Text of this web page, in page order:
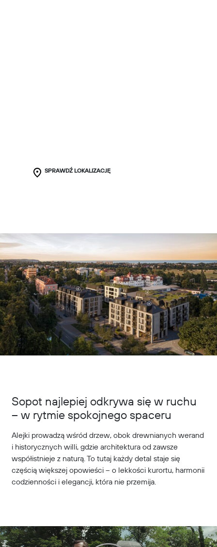
SPRAWDŹ LOKALIZACJĘ
Sopot najlepiej odkrywa się w ruchu
– w rytmie spokojnego spaceru
Alejki prowadzą wśród drzew, obok drewnianych werand
i historycznych willi, gdzie architektura od zawsze
współistnieje z naturą. To tutaj każdy detal staje się
częścią większej opowieści – o lekkości kurortu, harmonii
codzienności i elegancji, która nie przemija.